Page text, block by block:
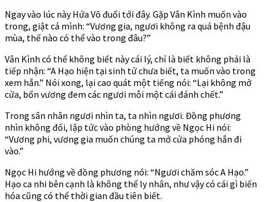
Ngay vào lúc này Hứa Võ đuổi tới đây. Gặp Vân Kình muốn vào
trong, giật cả mình: “Vương gia, ngươi không ra quá bệnh đậu
mùa, thế nào có thể vào trong đâu?”
Vân Kình có thể không biết này cái lý, chỉ là biết không phải là
tiếp nhận: “A Hạo hiện tại sinh tử chưa biết, ta muốn vào trong
xem hắn.” Nói xong, lại cao quát một tiếng nói: “Lại không mở
cửa, bổn vương đem các ngươi mỗi một cái đánh chết.”
Trong sân nhân ngươi nhìn ta, ta nhìn ngươi. Đồng phương
nhìn không đối, lập tức vào phòng hướng về Ngọc Hi nói:
“Vương phi, vương gia muốn chúng ta mở cửa phóng hắn đi
vào.”
Ngọc Hi hướng về đồng phương nói: “Ngươi chăm sóc A Hạo.”
Hạo ca nhi bên cạnh là không thể ly nhân, như vậy có cái gì biến
hóa cũng có thể thời gian đầu tiên biết.